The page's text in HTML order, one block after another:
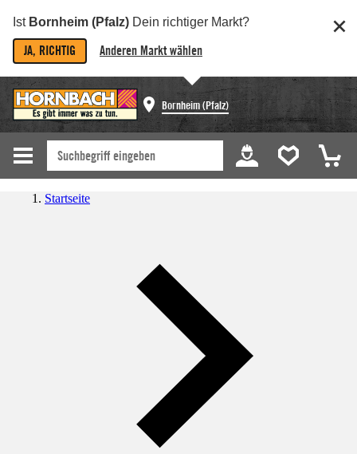
Ist Bornheim (Pfalz) Dein richtiger Markt?
JA, RICHTIG Anderen Markt wählen
Bornheim (Pfalz)
Startseite